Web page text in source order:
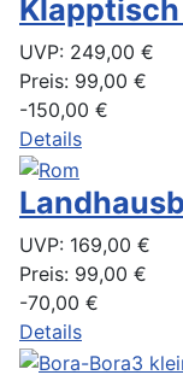
UVP: 249,00 €
Preis: 99,00 €
-150,00 €
Details
UVP: 169,00 €
Preis: 99,00 €
-70,00 €
Details